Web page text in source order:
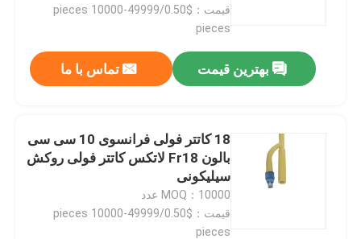
خانه
محصولات
دربارهی ما
قیمت：$0.50/pieces 10000-49999
pieces
بهترین قیمت تماس با ما
18 کاتتر فولی فرانسوی 10 سی سی
بالون Fr18 لاتکس کاتتر فولی روکش
سیلیکونی
MOQ：10000 عدد
قیمت：$0.50/pieces 10000-49999
pieces